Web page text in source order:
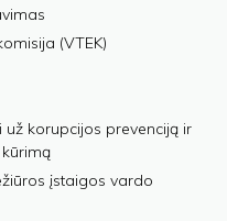
(VTEK)
korupcijos prevenciją ir
įstaigos vardo